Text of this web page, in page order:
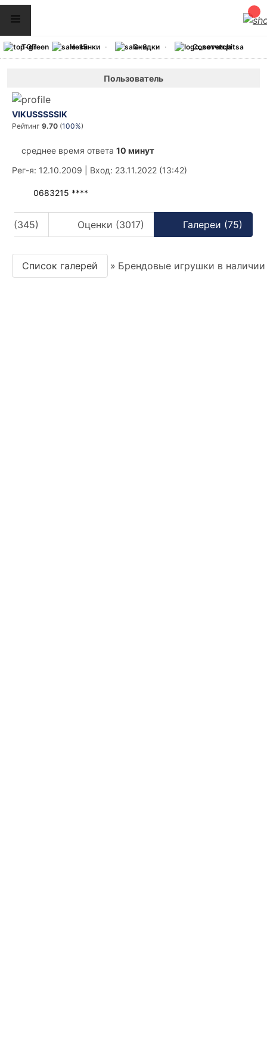
ТОП Новинки Скидки Советчица
Пользователь
VIKUSSSSSIK
Рейтинг 9.70 (100%)
среднее время ответа 10 минут
Рег-я: 12.10.2009 Вход: 23.11.2022 (13:42)
0683215 ****
(345) Оценки (3017) Галереи (75)
Список галерей » Брендовые игрушки в наличии